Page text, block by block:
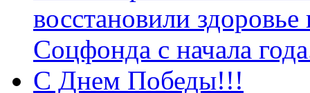
восстановили
Соцфонда с начала
С Днем Победы!!!